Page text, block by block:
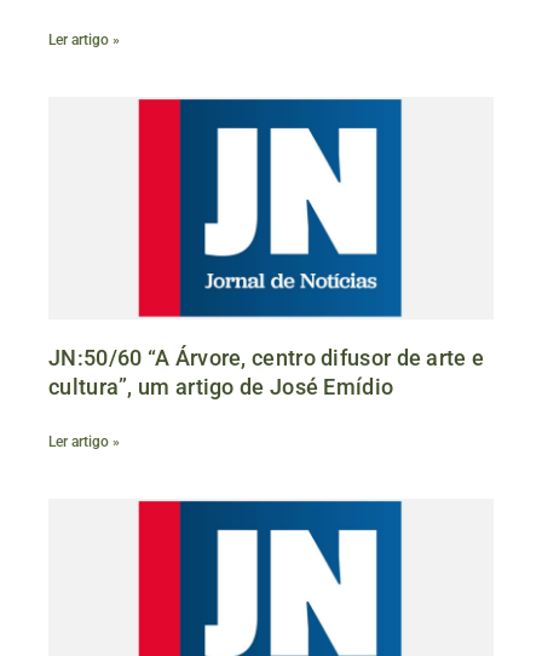
Ler artigo »
JN:50/60 “A Árvore, centro difusor de arte e
cultura”, um artigo de José Emídio
Ler artigo »